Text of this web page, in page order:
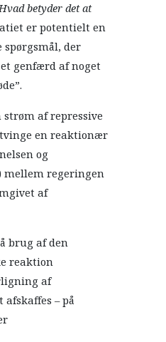
betyder det at
er potentielt en
spørgsmål, der
genfærd af noget
af repressive
en reaktionær
og
mellem regeringen
af
brug af den
reaktion
af
– på